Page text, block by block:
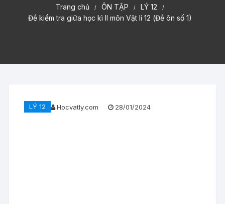
Trang chủ ÔN TẬP
LÝ 12
Đề kiểm tra giữa học kì II môn Vật lí 12 (Đề ôn số 1)
LÝ 12 Hocvatly.com 28/01/2024